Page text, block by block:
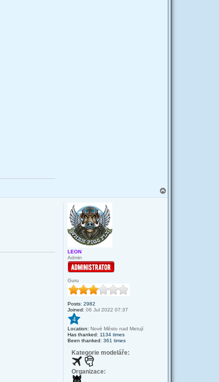
o
LEON
Admin
Guru
Posts: 2982
Joined: 06 Jul 2022 07:37
4
Location: Nové Město nad Metují
Has thanked: 1134 times
Been thanked: 361 times
Kategorie modeláře:
Organizace: